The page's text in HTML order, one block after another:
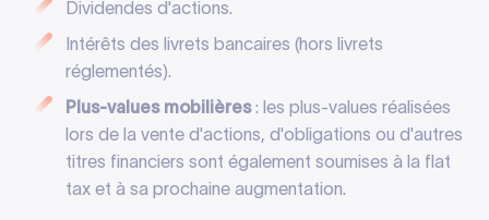
Dividendes d'actions.
Intérêts des livrets bancaires (hors livrets
réglementés).
Plus-values mobilières: les plus-values réalisées
lors de la vente d'actions, d'obligations ou d'autres
titres financiers sont également soumises à la flat
tax et à sa prochaine augmentation.